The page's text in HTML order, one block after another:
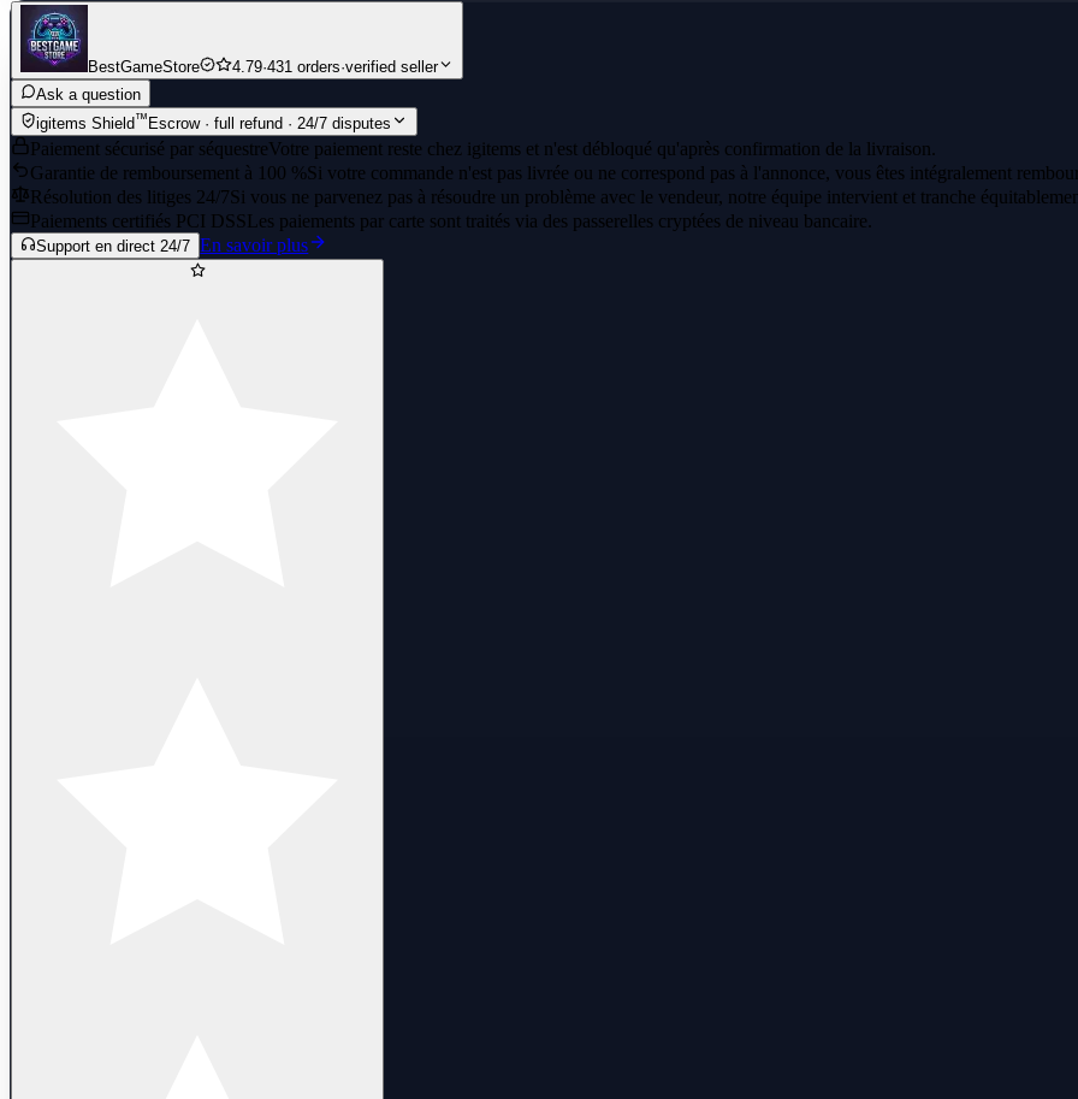
BestGameStore 4.79·431 orders·verified seller
Ask a question
igitems Shield™Escrow · full refund · 24/7 disputes
Paiement sécurisé par séquestreVotre paiement reste chez igitems et n'est débloqué qu'après confirmation de la livraison.
Garantie de remboursement à 100 %Si votre commande n'est pas livrée ou ne correspond pas à l'annonce, vous êtes intégralement
Résolution des litiges 24/7Si vous ne parvenez pas à résoudre un problème avec le vendeur, notre équipe intervient et tranche
Paiements certifiés PCI DSSLes paiements par carte sont traités via des passerelles cryptées de niveau bancaire.
Support en direct 24/7 En savoir plus